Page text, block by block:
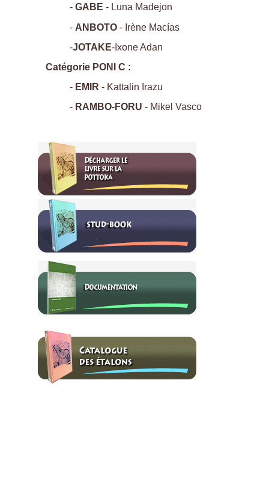
- GABE - Luna Madejon
- ANBOTO - Irène Macías
-JOTAKE-Ixone Adan
Catégorie PONI C :
- EMIR - Kattalin Irazu
- RAMBO-FORU - Mikel Vasco